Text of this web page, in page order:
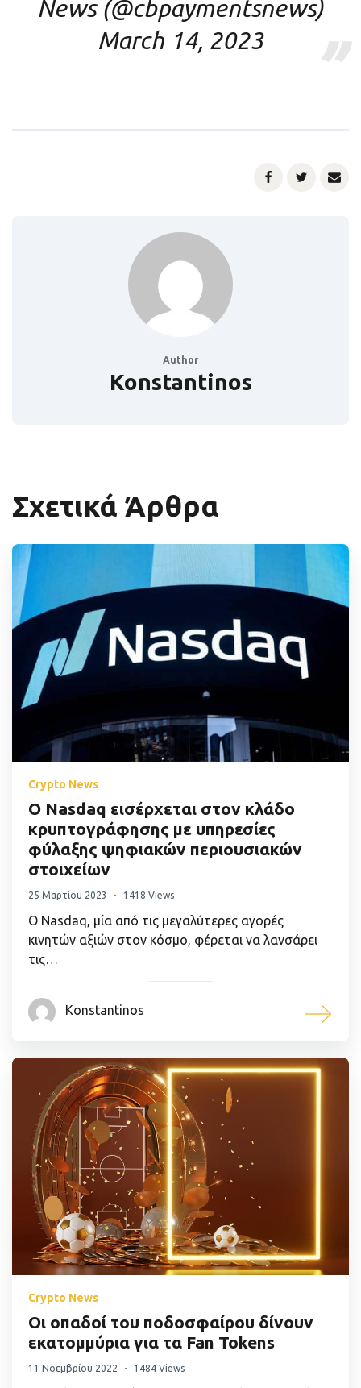
News (@cbpaymentsnews)
March 14, 2023
Author
Konstantinos
Σχετικά Άρθρα
Crypto News
Ο Nasdaq εισέρχεται στον κλάδο
κρυπτογράφησης με υπηρεσίες
φύλαξης ψηφιακών περιουσιακών
στοιχείων
25 Μαρτίου 2023 1418 Views
Ο Nasdaq, μία από τις μεγαλύτερες αγορές
κινητών αξιών στον κόσμο, φέρεται να λανσάρει
τις…
Konstantinos
Crypto News
Οι οπαδοί του ποδοσφαίρου δίνουν
εκατομμύρια για τα Fan Tokens
11 Νοεμβρίου 2022 1484 Views